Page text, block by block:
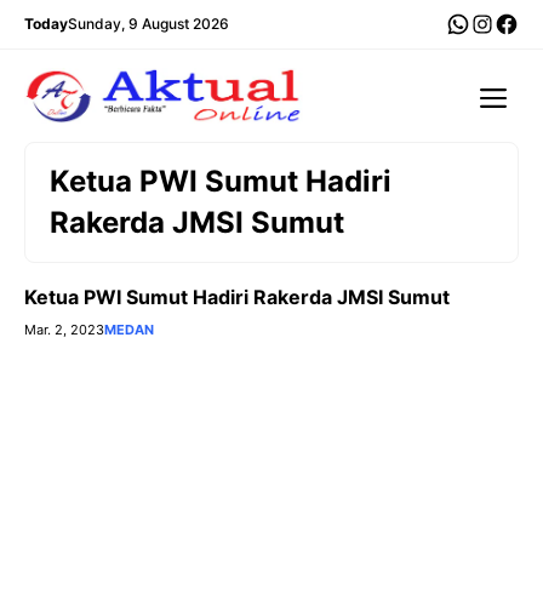
Langsung
TodaySunday, 9 August 2026
Ketua PWI Sumut Hadiri
Rakerda JMSI Sumut
Ketua PWI Sumut Hadiri Rakerda JMSI Sumut
Mar. 2, 2023MEDAN